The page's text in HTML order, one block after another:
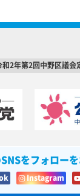
和2年第2回中野区議会
をフォロー
Instagram